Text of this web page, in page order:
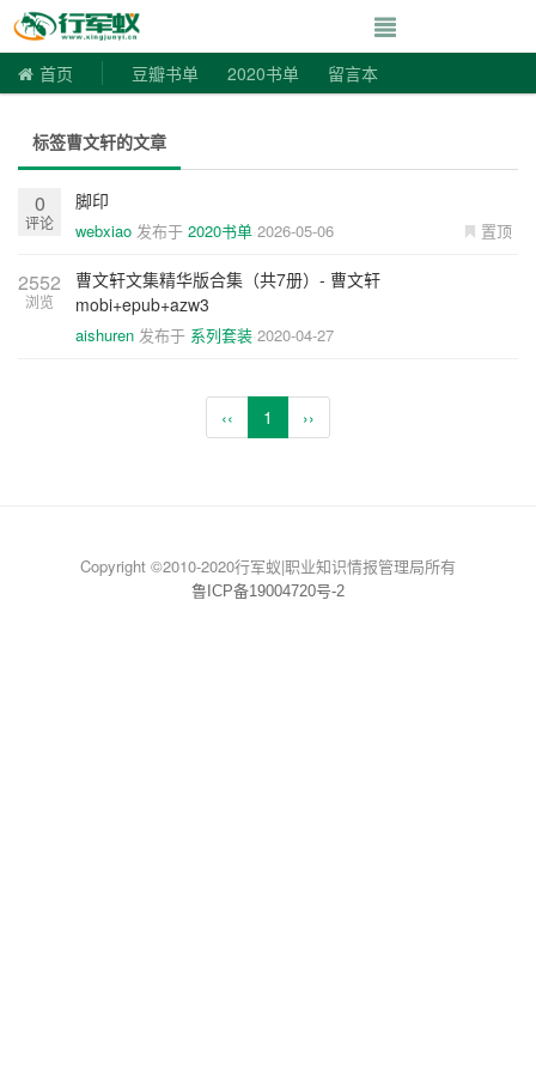
寻书令|走向自
首页 豆瓣书单 2020书单 留言本
标签曹文轩的文章
0
评论
脚印
置顶
webxiao 发布于 2020书单 2026-05-06
2552
浏览
曹文轩文集精华版合集（共7册）- 曹文轩
mobi+epub+azw3
aishuren 发布于 系列套装 2020-04-27
‹‹ 1 ››
Copyright ©2010-2020行军蚁|职业知识情报管理局所有
鲁ICP备19004720号-2